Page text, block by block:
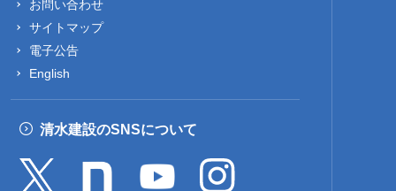
お問い合わせ
サイトマップ
電子公告
English
清水建設のSNSについて